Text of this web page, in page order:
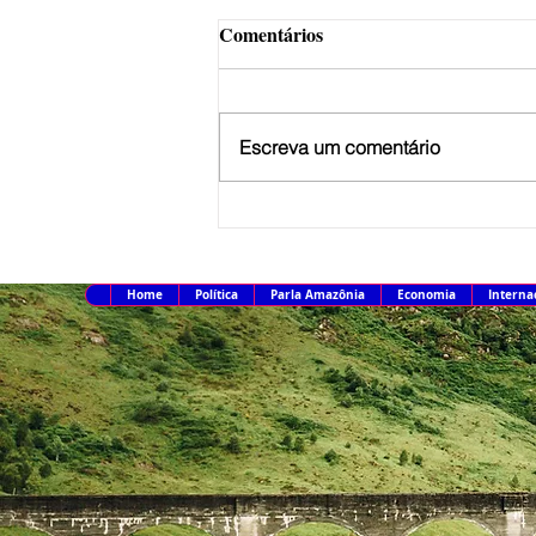
PT oficializa candidatura de
Comentários
Escreva um comentário
Home Política Parla Amazônia Economia